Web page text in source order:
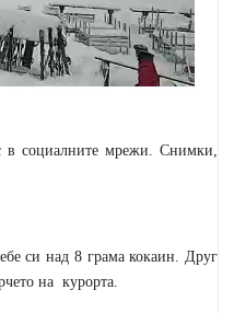
в социалните мрежи. Снимки,
си над 8 грама кокаин. Друг
на курорта.